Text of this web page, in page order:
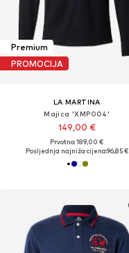
Premium
PROMOCIJA
LA MARTINA
Majica 'XMP004'
149,00 €
Prvotno: 189,00 €
Posljednja najniža cijena:96,85 €